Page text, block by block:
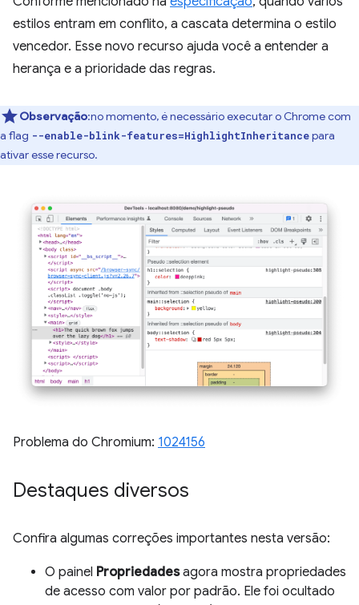
estilos entram em conflito, a cascata determina o estilo
vencedor. Esse novo recurso ajuda você a entender a
herança e a prioridade das regras.
Observação:no momento, é necessário executar o Chrome com
a flag --enable-blink-features=HighlightInheritancepara
ativar esse recurso.
Problema do Chromium: 1024156
Destaques diversos
Confira algumas correções importantes nesta versão:
O painel Propriedadesagora mostra propriedades
de acesso com valor por padrão. Ele foi ocultado